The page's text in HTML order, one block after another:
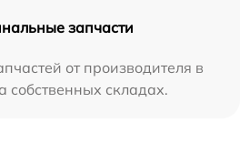
запчасти
от производителя в
собственных складах.